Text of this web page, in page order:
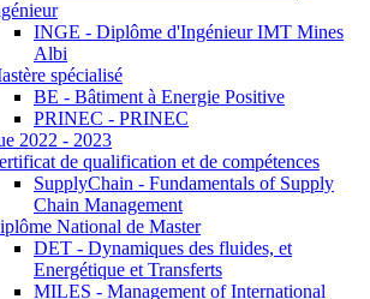
INGE - Diplôme d'Ingénieur IMT Mines
Albi
spécialisé
BE - Bâtiment à Energie Positive
PRINEC - PRINEC
2022 - 2023
de qualification et de compétences
SupplyChain - Fundamentals of Supply
Chain Management
National de Master
DET - Dynamiques des fluides, et
Energétique et Transferts
MILES - Management of International